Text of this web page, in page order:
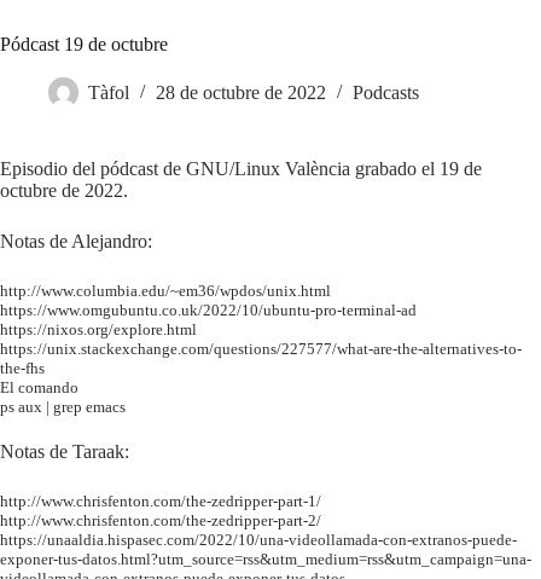
Pódcast 19 de octubre
Tàfol 28 de octubre de 2022 Podcasts
Episodio del pódcast de GNU/Linux València grabado el 19 de
octubre de 2022.
Notas de Alejandro:
http://www.columbia.edu/~em36/wpdos/unix.html
https://www.omgubuntu.co.uk/2022/10/ubuntu-pro-terminal-ad
https://nixos.org/explore.html
https://unix.stackexchange.com/questions/227577/what-are-the-alternatives-to-
the-fhs
El comando
ps aux | grep emacs
Notas de Taraak:
http://www.chrisfenton.com/the-zedripper-part-1/
http://www.chrisfenton.com/the-zedripper-part-2/
https://unaaldia.hispasec.com/2022/10/una-videollamada-con-extranos-puede-
exponer-tus-datos.html?utm_source=rss&utm_medium=rss&utm_campaign=una-